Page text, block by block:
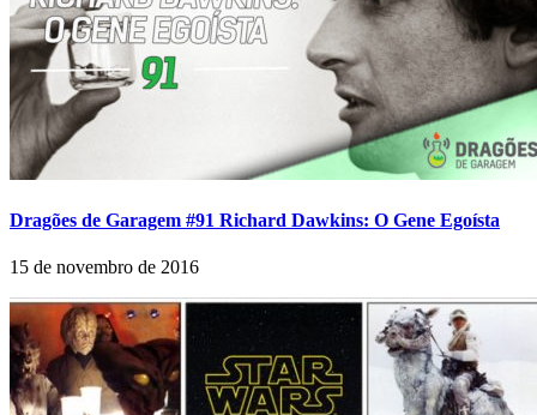
Dragões de Garagem #91 Richard Dawkins: O Gene Egoísta
15 de novembro de 2016